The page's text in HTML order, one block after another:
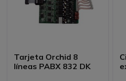
Tarjeta Orchid 8
líneas PABX 832 DK